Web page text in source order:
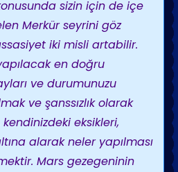
sizin için de içe
Merkür seyrini göz
iki misli artabilir.
en doğru
ve durumunuzu
ve şanssızlık olarak
eksikleri,
alarak neler yapılması
Mars gezegeninin